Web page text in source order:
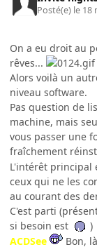
Posté(e) le 18
On a eu droit au
rêves...
Alors voilà un
niveau software.
Pas question de
machine, mais
vous passer une
fraîchement
L'intérêt principal
ceux qui ne les
au courant des
C'est parti
si besoin est
)
ACDSee
Bon,